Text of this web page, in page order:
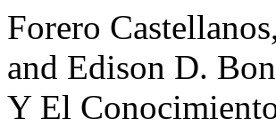
Forero
and Edison D.
Y El